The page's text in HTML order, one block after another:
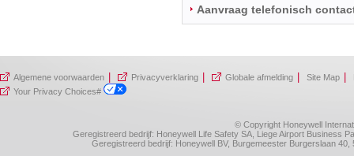
Aanvraag telefonisch
Algemene voorwaarden Privacyverklaring Globale afmelding Site Map
Your Privacy Choices#
© Copyright Honeywell
Geregistreerd bedrijf: Honeywell Life Safety SA, Liege Airport Business
Geregistreerd bedrijf: Honeywell BV, Burgemeester Burgerslaan